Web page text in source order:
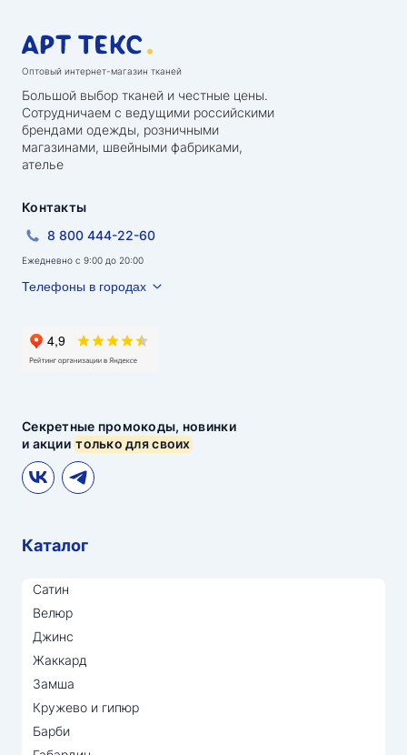
Оптовый интернет-магазин тканей
Большой выбор тканей и честные цены.
Сотрудничаем с ведущими российскими
брендами одежды, розничными
магазинами, швейными фабриками,
ателье
Секретные промокоды, новинки
и акциитолько для своих
Контакты
8 800 444-22-60
Ежедневно с 9:00 до 20:00
Телефоны в городах
Каталог
Сатин
Велюр
Джинс
Жаккард
Замша
Кружево и гипюр
Барби